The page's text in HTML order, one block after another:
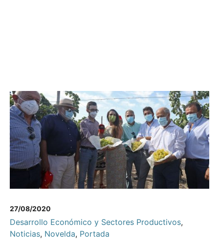
27/08/2020
Desarrollo Económico y Sectores Productivos,
Noticias, Novelda, Portada